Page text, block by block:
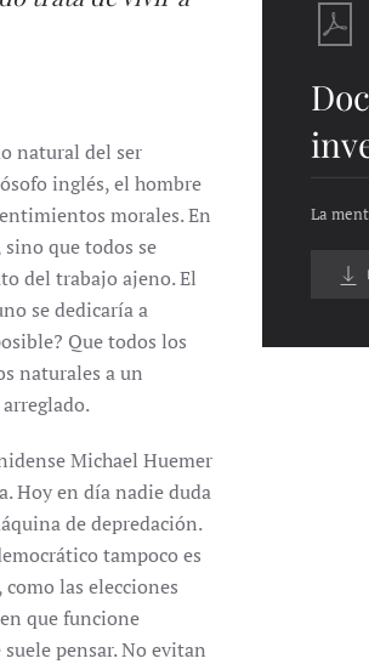
natural del ser
inglés, el hombre
morales. En
que todos se
del trabajo ajeno. El
se dedicaría a
Que todos los
naturales a un
Michael Huemer
Hoy en día nadie duda
de depredación.
tampoco es
las elecciones
que funcione
pensar. No evitan
La